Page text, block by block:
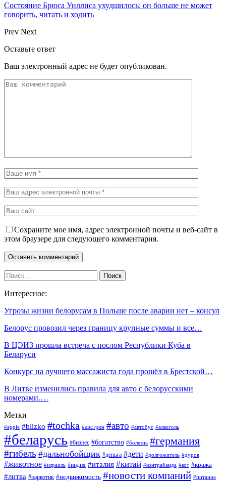
Состояние Брюса Уиллиса ухудшилось: он больше не может
говорить, читать и ходить
Prev Next
Оставьте ответ
Ваш электронный адрес не будет опубликован.
Сохраните мое имя, адрес электронной почты и веб-сайт в
этом браузере для следующего комментария.
Интересное:
Угрозы жизни белорусам в Польше после аварии нет – консул
Белорус провозил через границу крупные суммы и все…
В ЦЭИЗ прошла встреча с послом Республики Куба в
Беларуси
Конкурс на лучшего массажиста года прошёл в Брестской…
В Литве изменились правила для авто с белорусскими
номерами.…
Метки
#apple #blizko #tochka #австрия #авто #автобус #алкоголь
#беларусь #бизнес #богатство #болезнь #германия
#гибель #дальнобойщик #деньга #дети #долгожитель #дуров
#животное #израиль #индия #италия #китай #контрабанда #кот #кража
#литва #наркотик #недвижимость #новости компаний #питание